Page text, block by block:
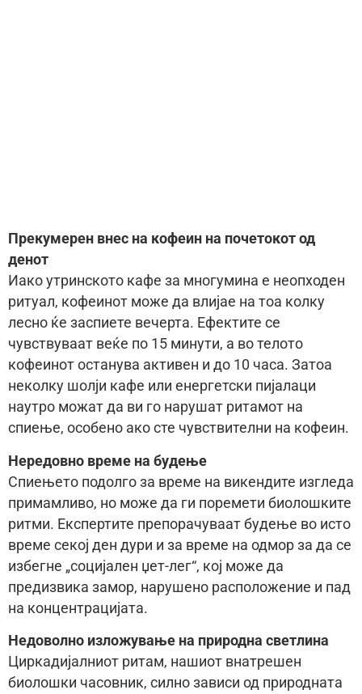
Прекумерен внес на кофеин на почетокот од
денот
Иако утринското кафе за многумина е неопходен
ритуал, кофеинот може да влијае на тоа колку
лесно ќе заспиете вечерта. Ефектите се
чувствуваат веќе по 15 минути, а во телото
кофеинот останува активен и до 10 часа. Затоа
неколку шолји кафе или енергетски пијалаци
наутро можат да ви го нарушат ритамот на
спиење, особено ако сте чувствителни на кофеин.
Нередовно време на будење
Спиењето подолго за време на викендите изгледа
примамливо, но може да ги поремети биолошките
ритми. Експертите препорачуваат будење во исто
време секој ден дури и за време на одмор за да се
избегне „социјален џет-лег“, кој може да
предизвика замор, нарушено расположение и пад
на концентрацијата.
Недоволно изложување на природна светлина
Циркадијалниот ритам, нашиот внатрешен
биолошки часовник, силно зависи од природната